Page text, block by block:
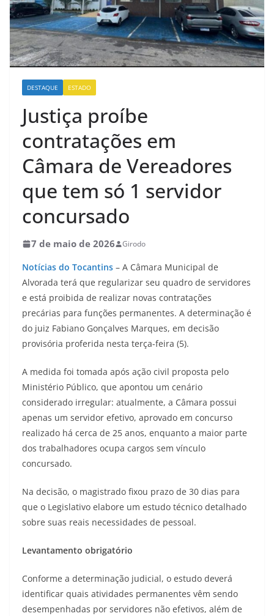
DESTAQUE ESTADO
Justiça proíbe
contratações em
Câmara de Vereadores
que tem só 1 servidor
concursado
7 de maio de 2026 Girodo
Notícias do Tocantins – A Câmara Municipal de
Alvorada terá que regularizar seu quadro de servidores
e está proibida de realizar novas contratações
precárias para funções permanentes. A determinação é
do juiz Fabiano Gonçalves Marques, em decisão
provisória proferida nesta terça-feira (5).
A medida foi tomada após ação civil proposta pelo
Ministério Público, que apontou um cenário
considerado irregular: atualmente, a Câmara possui
apenas um servidor efetivo, aprovado em concurso
realizado há cerca de 25 anos, enquanto a maior parte
dos trabalhadores ocupa cargos sem vínculo
concursado.
Na decisão, o magistrado fixou prazo de 30 dias para
que o Legislativo elabore um estudo técnico detalhado
sobre suas reais necessidades de pessoal.
Levantamento obrigatório
Conforme a determinação judicial, o estudo deverá
identificar quais atividades permanentes vêm sendo
desempenhadas por servidores não efetivos, além de